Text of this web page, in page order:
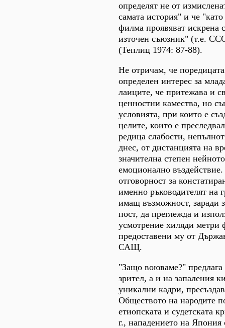
определят не от
самата история" и че
филма проявяват искрена
източен съюзник" (т.е.
(Теплиц 1974: 87-88).
Не отричам, че
определен интерес за
лаиците, че притежава и
ценностни камества, но
условията, при които е
целите, които е
редица слабости,
днес, от дистанцията на
значителна степен
емоционално
отговорност за
именно ръководителят на
имащ възможност, заради
пост, да преглежда и
усмотрение хиляди метри
предоставени му от
САЩ.
"Защо воюваме?"
зрител, а и на запаления
уникални кадри,
Обществото на народите
етиопската и судетската
г., нападението на